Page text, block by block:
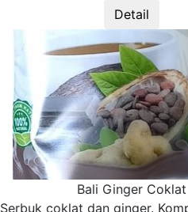
Detail
Bali Ginger Coklat
Serbuk coklat dan ginger.